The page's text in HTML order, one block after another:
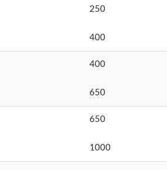
250
400
400
650
650
1000